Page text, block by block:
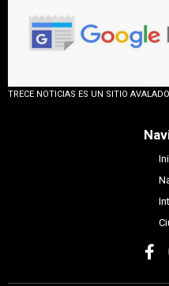
TRECE NOTICIAS ES UN SITIO